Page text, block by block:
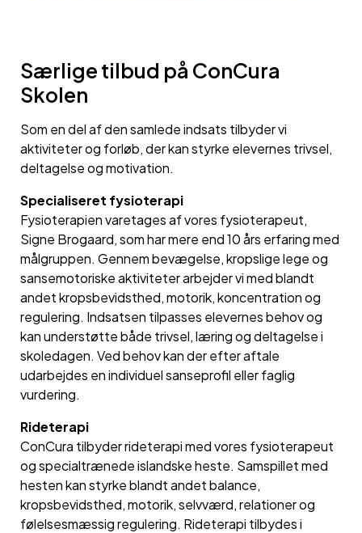
Særlige tilbud på ConCura
Skolen
Som en del af den samlede indsats tilbyder vi
aktiviteter og forløb, der kan styrke elevernes trivsel,
deltagelse og motivation.
Specialiseret fysioterapi
Fysioterapien varetages af vores fysioterapeut,
Signe Brogaard, som har mere end 10 års erfaring med
målgruppen. Gennem bevægelse, kropslige lege og
sansemotoriske aktiviteter arbejder vi med blandt
andet kropsbevidsthed, motorik, koncentration og
regulering. Indsatsen tilpasses elevernes behov og
kan understøtte både trivsel, læring og deltagelse i
skoledagen. Ved behov kan der efter aftale
udarbejdes en individuel sanseprofil eller faglig
vurdering.
Rideterapi
ConCura tilbyder rideterapi med vores fysioterapeut
og specialtrænede islandske heste. Samspillet med
hesten kan styrke blandt andet balance,
kropsbevidsthed, motorik, selvværd, relationer og
følelsesmæssig regulering. Rideterapi tilbydes i